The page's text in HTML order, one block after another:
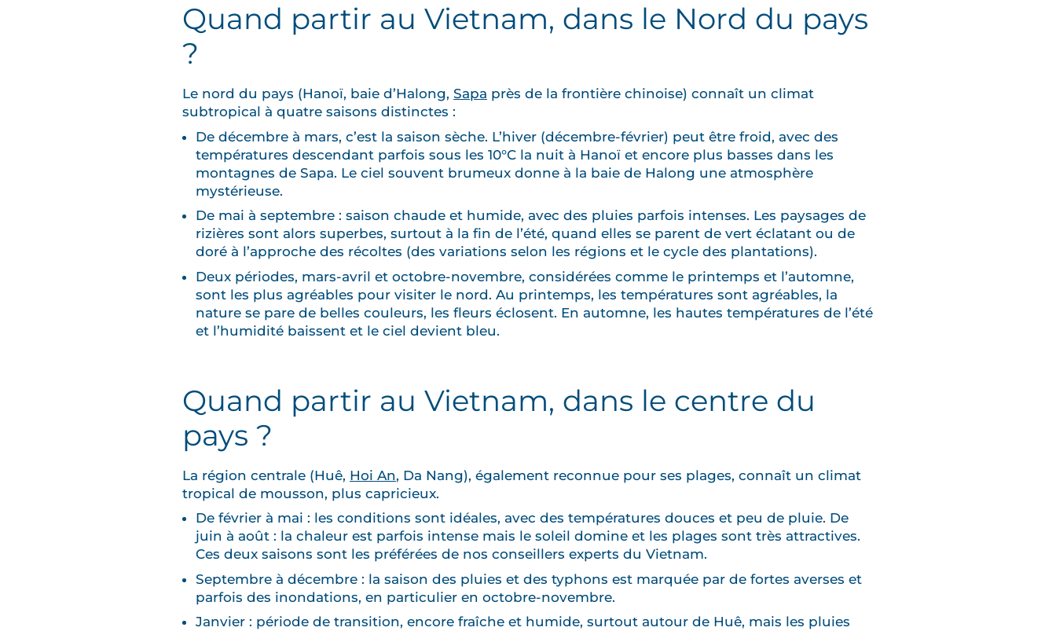
Quand partir au Vietnam, dans le Nord du pays
?
Le nord du pays (Hanoï, baie d’Halong, Sapa près de la frontière chinoise) connaît un climat
subtropical à quatre saisons distinctes :
De décembre à mars, c’est la saison sèche. L’hiver (décembre-février) peut être froid, avec des
températures descendant parfois sous les 10°C la nuit à Hanoï et encore plus basses dans les
montagnes de Sapa. Le ciel souvent brumeux donne à la baie de Halong une atmosphère
mystérieuse.
De mai à septembre : saison chaude et humide, avec des pluies parfois intenses. Les paysages de
rizières sont alors superbes, surtout à la fin de l’été, quand elles se parent de vert éclatant ou de
doré à l’approche des récoltes (des variations selon les régions et le cycle des plantations).
Deux périodes, mars-avril et octobre-novembre, considérées comme le printemps et l’automne,
sont les plus agréables pour visiter le nord. Au printemps, les températures sont agréables, la
nature se pare de belles couleurs, les fleurs éclosent. En automne, les hautes températures de l’été
et l’humidité baissent et le ciel devient bleu.
Quand partir au Vietnam, dans le centre du
pays ?
La région centrale (Huê, Hoi An, Da Nang), également reconnue pour ses plages, connaît un climat
tropical de mousson, plus capricieux.
De février à mai : les conditions sont idéales, avec des températures douces et peu de pluie. De
juin à août : la chaleur est parfois intense mais le soleil domine et les plages sont très attractives.
Ces deux saisons sont les préférées de nos conseillers experts du Vietnam.
Septembre à décembre : la saison des pluies et des typhons est marquée par de fortes averses et
parfois des inondations, en particulier en octobre-novembre.
Janvier : période de transition, encore fraîche et humide, surtout autour de Huê, mais les pluies